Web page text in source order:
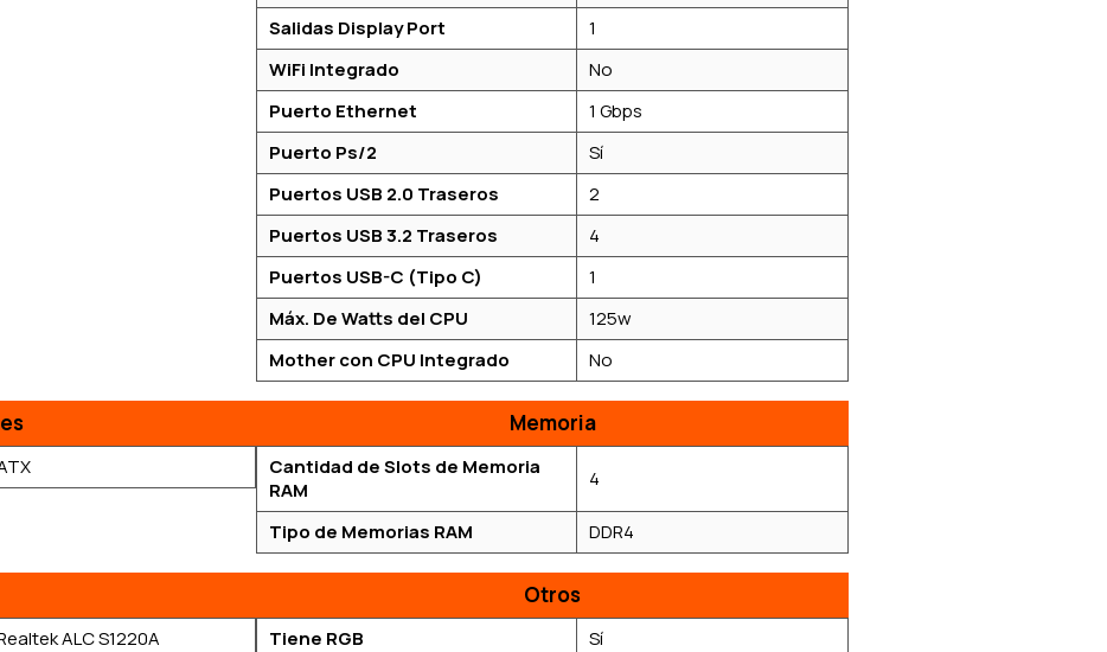
Salidas Display Port
1
WiFi Integrado
No
Puerto Ethernet
1 Gbps
Puerto Ps/2
Sí
Puertos USB 2.0 Traseros
2
Puertos USB 3.2 Traseros
4
Puertos USB-C (Tipo C)
1
Máx. De Watts del CPU
125w
Mother con CPU Integrado
No
Memoria
Cantidad de Slots de Memoria
RAM
4
Tipo de Memorias RAM DDR4
ALC S1220A
Otros
Tiene RGB Sí